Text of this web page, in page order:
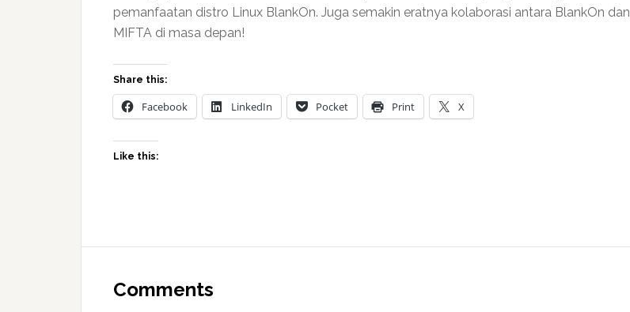
pemanfaatan distro Linux BlankOn. Juga semakin eratnya kolaborasi antara BlankOn dan
MIFTA di masa depan!
Share this:
Facebook LinkedIn Pocket Print X
Like this:
Comments